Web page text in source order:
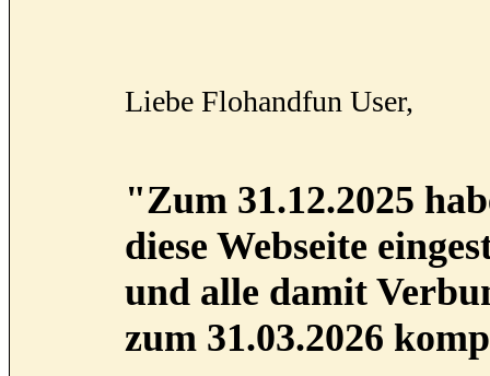
Liebe Flohandfun User,
"Zum 31.12.2025
diese Webseite
und alle damit
zum 31.03.2026